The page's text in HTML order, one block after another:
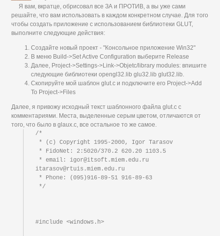
Я вам, вкратце, обрисовал все ЗА и ПРОТИВ, а вы уже сами
решайте, что вам использовать в каждом конкретном случае. Для того
чтобы создать приложение c использованием библиотеки GLUT,
выполните следующие действия:
Cоздайте новый проект - "Консольное приложение Win32"
В меню Build->Set Active Configuration выберите Release
Далее, Project->Settings->Link->Objetc/library modules: впишите
следующие библиотеки opengl32.lib glu32.lib glut32.lib.
Скопируйте мой шаблон glut.c и подключите его Project->Add
To Project->Files
Далее, я привожу исходный текст шаблонного файла glut.c с
комментариями. Места, выделенные серым цветом, отличаются от
того, что было в glaux.c, все остальное то же самое.
/*
itarasov@rtuis.miem.edu.ru
#include <windows.h>